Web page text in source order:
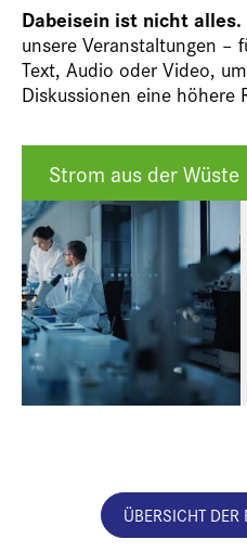
Dabeisein ist nicht alles.
unsere Veranstaltungen –
Text, Audio oder Video,
Diskussionen eine höhere
Strom aus der Wüste
ÜBERSICHT DER